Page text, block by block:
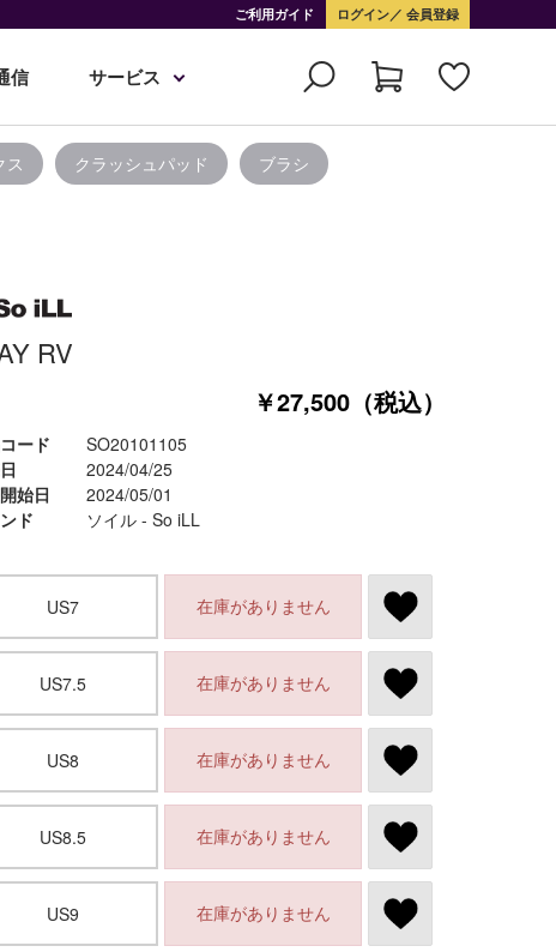
ご利用ガイド ログイン 会員登録
信 サービス
ス クラッシュパッド ブラシ
RV
￥27,500（税込）
ード
SO20101105
2024/04/25
始日
2024/05/01
ド
ソイル - So iLL
US7 在庫がありません
US7.5 在庫がありません
US8 在庫がありません
US8.5 在庫がありません
US9 在庫がありません